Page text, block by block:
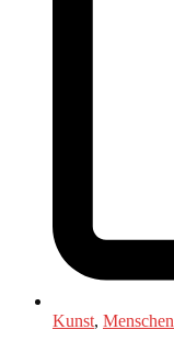
Kunst, Menschen